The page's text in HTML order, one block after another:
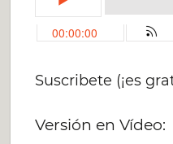
Suscribete (¡es
Versión en Vídeo: